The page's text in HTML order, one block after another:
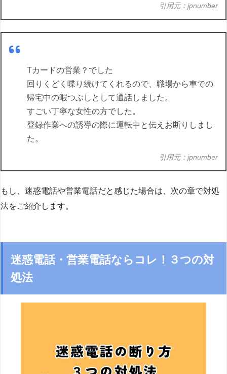
引用元：jpnumber
Tカードの営業？でした
回りくどく喋り続けてくれるので、職場から車での
帰宅中の暇つぶしとして通話しました。
すごい丁寧な女性の方でした。
登録作業への誘導の際に運転中と伝えお断りしまし
た。
引用元：jpnumber
もし、迷惑電話や営業電話だと感じた場合は、次の章で対処
法をご紹介します。
迷惑電話・営業電話ならコレ！３つの対
処法